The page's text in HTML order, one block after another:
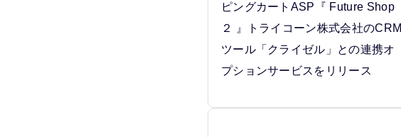
ピングカートASP『 Future Shop
２ 』トライコーン株式会社のCRM
ツール「クライゼル」との連携オ
プションサービスをリリース